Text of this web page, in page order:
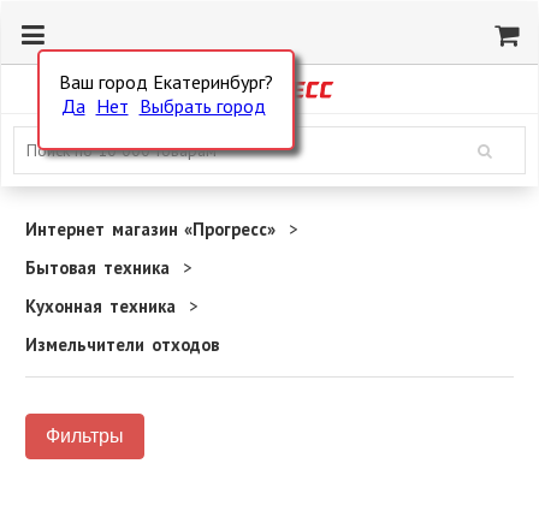
Ваш город Екатеринбург?
Да Нет Выбрать город
Интернет магазин «Прогресс»
Бытовая техника
Кухонная техника
Измельчители отходов
Фильтры